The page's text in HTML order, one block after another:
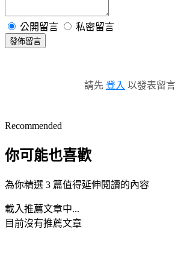
公開留言 私密留言
發佈留言
請先 登入 以發表留言
Recommended
你可能也喜歡
為你精選 3 篇值得延伸閱讀的內容
載入推薦文章中...
目前沒有推薦文章